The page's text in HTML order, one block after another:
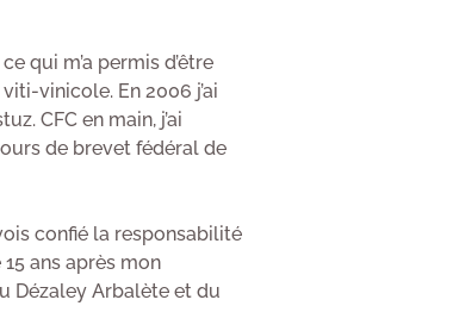
qui m’a permis d’être
vinicole. En 2006 j’ai
CFC en main, j’ai
de brevet fédéral de
confié la responsabilité
ans après mon
Dézaley Arbalète et du